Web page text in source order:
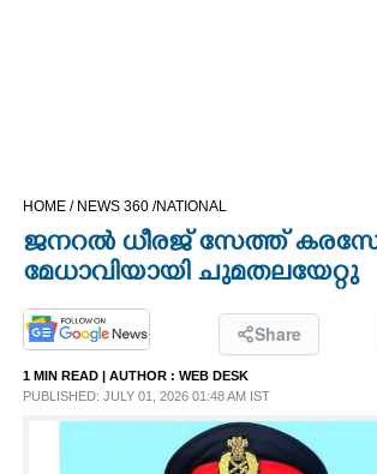
CINEMA
OPINION
PHOTOS
LIFESTYLE
HOME / NEWS 360 /NATIONAL
ജനറൽ ധീരജ് സേത്ത്
മേധാവിയായി ചുമതലയേറ്റു
Share
1 MIN READ | AUTHOR : WEB DESK
PUBLISHED: JULY 01, 2026 01:48 AM IST